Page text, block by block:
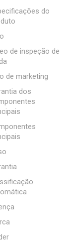
do
de inspeção de
de marketing
dos